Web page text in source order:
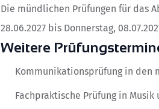
Die mündlichen Prüfungen für das
28.06.2027 bis Donnerstag,
Weitere
Kommunikationsprüfung in den
Fachpraktische Prüfung in Musik